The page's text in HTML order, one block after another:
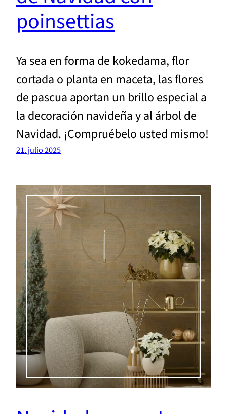
poinsettias
Ya sea en forma de kokedama, flor
cortada o planta en maceta, las flores
de pascua aportan un brillo especial a
la decoración navideña y al árbol de
Navidad. ¡Compruébelo usted mismo!
21. julio 2025